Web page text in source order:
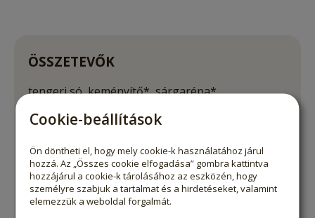
ÖSSZETEVŐK
tengeri só, keményítő*, sárgarépa*,
tök*, petrezselyem*, növényi olaj*(napraforgó
olaj), kurkuma*, lestyángyökér*
* Ellenőrzött ökológiai gazdálkodásból
Cookie-beállítások
Ön döntheti el, hogy mely cookie-k használatához járul
hozzá. Az „Összes cookie elfogadása” gombra kattintva
hozzájárul a cookie-k tárolásához az eszközén, hogy
személyre szabjuk a tartalmat és a hirdetéseket, valamint
elemezzük a weboldal forgalmát.